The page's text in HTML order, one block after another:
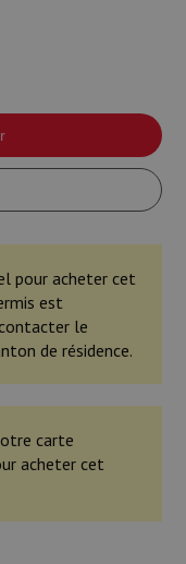
pour acheter cet
est
le
de résidence.
carte
acheter cet